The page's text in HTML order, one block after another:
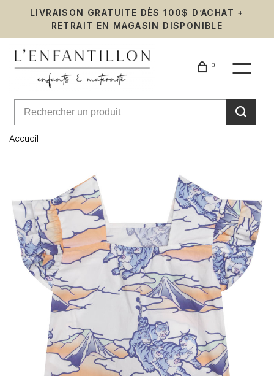
LIVRAISON GRATUITE DÈS 100$ D’ACHAT +
RETRAIT EN MAGASIN DISPONIBLE
0
Accueil